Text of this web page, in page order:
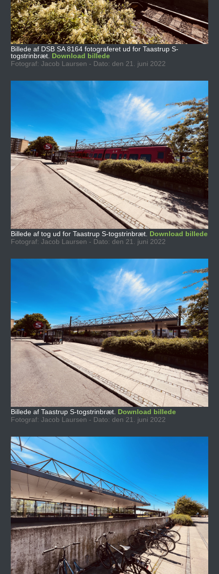
Billede af DSB SA 8164 fotograferet ud for Taastrup S-
togstrinbræt. Download billede
Fotograf: Jacob Laursen - Dato: den 21. juni 2022
Billede af tog ud for Taastrup S-togstrinbræt. Download billede
Fotograf: Jacob Laursen - Dato: den 21. juni 2022
Billede af Taastrup S-togstrinbræt. Download billede
Fotograf: Jacob Laursen - Dato: den 21. juni 2022